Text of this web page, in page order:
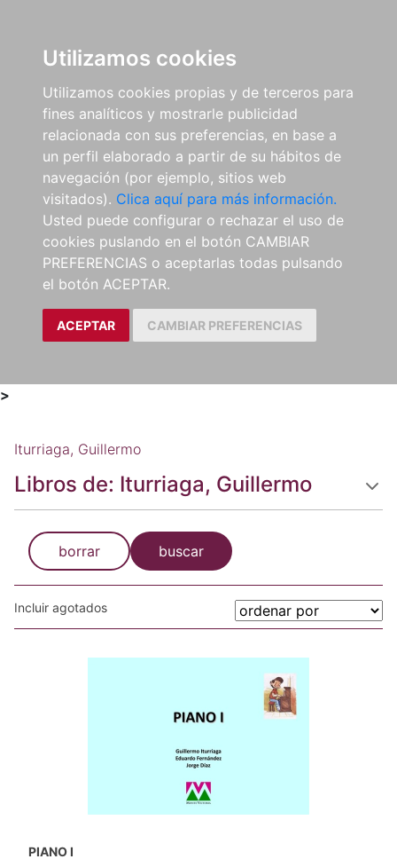
Utilizamos cookies
Utilizamos cookies propias y de terceros para
fines analíticos y mostrarle publicidad
relacionada con sus preferencias, en base a
un perfil elaborado a partir de su hábitos de
navegación (por ejemplo, sitios web
visitados). Clica aquí para más información.
Usted puede configurar o rechazar el uso de
cookies puslando en el botón CAMBIAR
PREFERENCIAS o aceptarlas todas pulsando
el botón ACEPTAR.
ACEPTAR CAMBIAR PREFERENCIAS
>
Iturriaga, Guillermo
Libros de: Iturriaga, Guillermo
borrar buscar
Incluir agotados
PIANO I